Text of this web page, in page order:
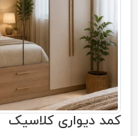
کمد دیواری کلاسیک